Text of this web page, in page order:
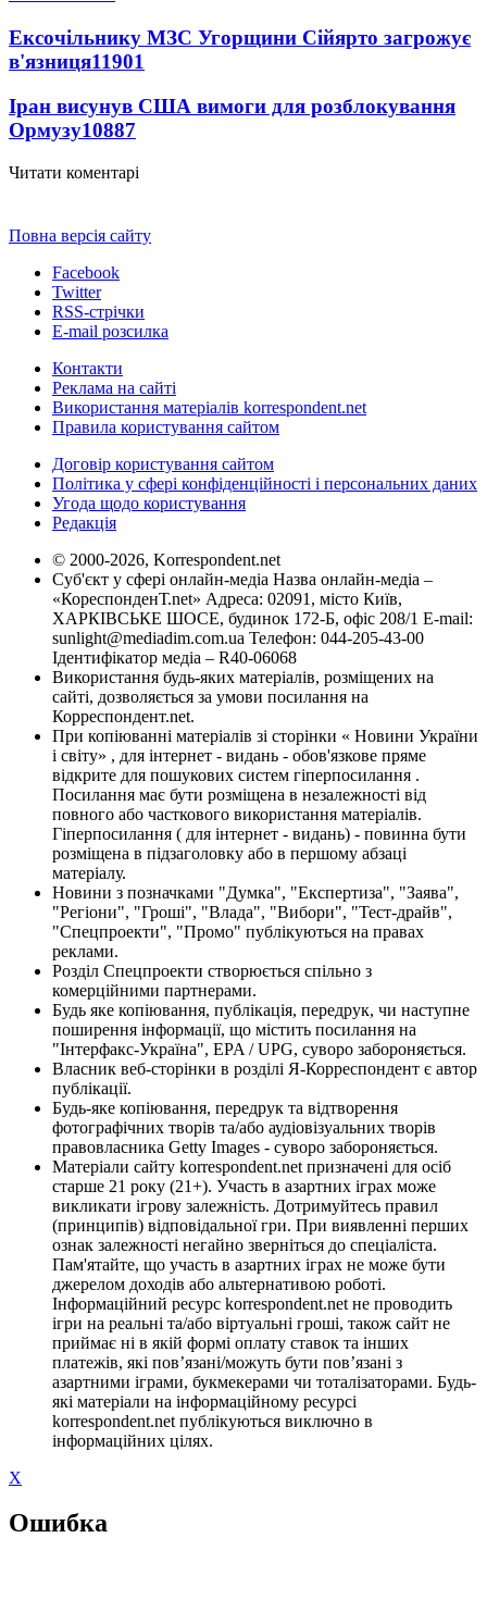
Ексочільнику МЗС Угорщини Сійярто загрожує
в'язниця11901
Іран висунув США вимоги для розблокування
Ормузу10887
Читати коментарі
Повна версія сайту
Facebook
Twitter
RSS-стрічки
E-mail розсилка
Контакти
Реклама на сайті
Використання матеріалів korrespondent.net
Правила користування сайтом
Договір користування сайтом
Політика у сфері конфіденційності і персональних даних
Угода щодо користування
Редакція
© 2000-2026, Korrespondent.net
Суб'єкт у сфері онлайн-медіа Назва онлайн-медіа –
«КореспонденТ.net» Адреса: 02091, місто Київ,
ХАРКІВСЬКЕ ШОСЕ, будинок 172-Б, офіс 208/1 E-mail:
sunlight@mediadim.com.ua Телефон: 044-205-43-00
Ідентифікатор медіа – R40-06068
Використання будь-яких матеріалів, розміщених на
сайті, дозволяється за умови посилання на
Корреспондент.net.
При копіюванні матеріалів зі сторінки « Новини України
і світу» , для інтернет - видань - обов'язкове пряме
відкрите для пошукових систем гіперпосилання .
Посилання має бути розміщена в незалежності від
повного або часткового використання матеріалів.
Гіперпосилання ( для інтернет - видань) - повинна бути
розміщена в підзаголовку або в першому абзаці
матеріалу.
Новини з позначками "Думка", "Експертиза", "Заява",
"Регіони", "Гроші", "Влада", "Вибори", "Тест-драйв",
"Спецпроекти", "Промо" публікуються на правах
реклами.
Розділ Спецпроекти створюється спільно з
комерційними партнерами.
Будь яке копіювання, публікація, передрук, чи наступне
поширення інформації, що містить посилання на
"Інтерфакс-Україна", EPA / UPG, суворо забороняється.
Власник веб-сторінки в розділі Я-Корреспондент є автор
публікації.
Будь-яке копіювання, передрук та відтворення
фотографічних творів та/або аудіовізуальних творів
правовласника Getty Images - суворо забороняється.
Матеріали сайту korrespondent.net призначені для осіб
старше 21 року (21+). Участь в азартних іграх може
викликати ігрову залежність. Дотримуйтесь правил
(принципів) відповідальної гри. При виявленні перших
ознак залежності негайно зверніться до спеціаліста.
Пам'ятайте, що участь в азартних іграх не може бути
джерелом доходів або альтернативою роботі.
Інформаційний ресурс korrespondent.net не проводить
ігри на реальні та/або віртуальні гроші, також сайт не
приймає ні в якій формі оплату ставок та інших
платежів, які пов’язані/можуть бути пов’язані з
азартними іграми, букмекерами чи тоталізаторами. Будь-
які матеріали на інформаційному ресурсі
korrespondent.net публікуються виключно в
інформаційних цілях.
X
Ошибка